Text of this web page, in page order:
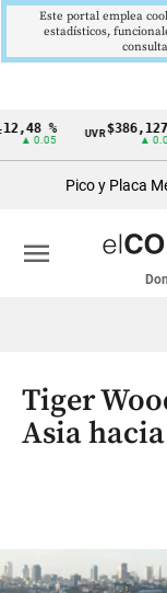
Cintillo
económicos
Colombia
%
▲ 0.05
UVR$386,1273
▲ 0.03
Pico y Placa
menu
Tiger
Asia
Este portal emplea
estadísticos,